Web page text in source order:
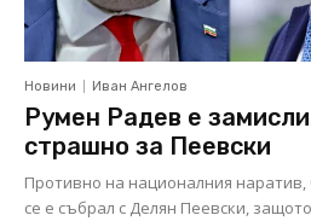
Новини Иван Ангелов
Румен Радев е
страшно за Пеевски
Противно на националния
се е събрал с Делян Пеевски,